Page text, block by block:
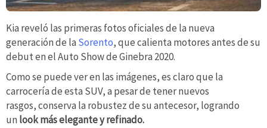
Kia reveló las primeras fotos oficiales de la nueva
generación de la Sorento, que calienta motores antes de su
debut en el Auto Show de Ginebra 2020.
Como se puede ver en las imágenes, es claro que la
carrocería de esta SUV, a pesar de tener nuevos
rasgos, conserva la robustez de su antecesor, logrando
un look más elegante y refinado.